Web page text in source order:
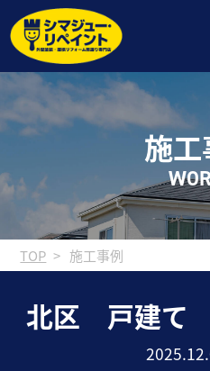
施
TOP 施工事例
北区 戸建て